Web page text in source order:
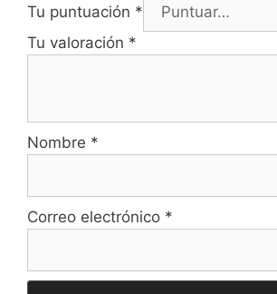
Tu puntuación *
Tu valoración *
Nombre *
Correo electrónico *